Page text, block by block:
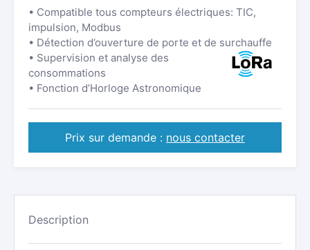
Prix sur demande : nous contacter
• Compatible tous compteurs électriques: TIC,
impulsion, Modbus
• Détection d’ouverture de porte et de surchauffe
• Supervision et analyse des
consommations
• Fonction d’Horloge Astronomique
Description